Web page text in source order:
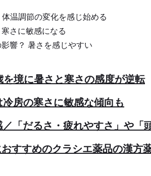
温調節の変化を感じ始める
さに敏感になる
響？ 暑さを感じやすい
境に暑さと寒さの感度が逆転
房の寒さに敏感な傾向も
「だるさ・疲れやすさ」や「
すすめのクラシエ薬品の漢方